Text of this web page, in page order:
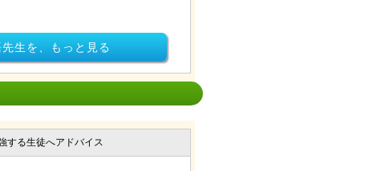
生を、もっと見る
する生徒へアドバイス